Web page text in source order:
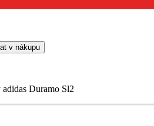
v nákupu
Duramo Sl2